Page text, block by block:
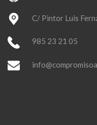
C/ Pintor Luis
985 23 21 05